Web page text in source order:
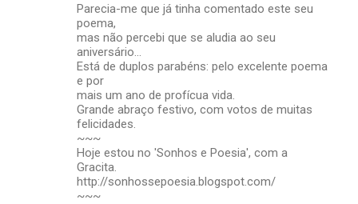
Parecia-me que já tinha comentado este seu
poema,
mas não percebi que se aludia ao seu
aniversário...
Está de duplos parabéns: pelo excelente poema
e por
mais um ano de profícua vida.
Grande abraço festivo, com votos de muitas
felicidades.
~~~
Hoje estou no 'Sonhos e Poesia', com a
Gracita.
http://sonhossepoesia.blogspot.com/
~~~